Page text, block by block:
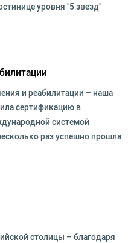
уровня "5 звезд"
и реабилитации – наша
сертификацию в
системой
раз успешно прошла
столицы – благодаря